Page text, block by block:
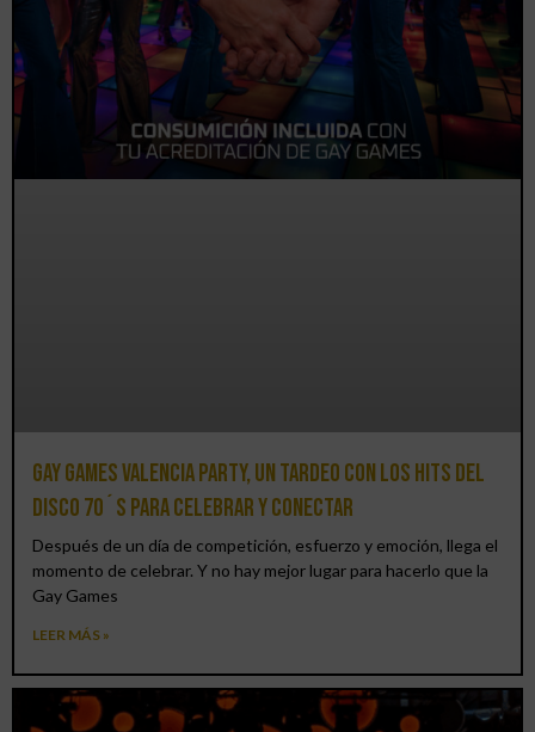
Gay Games Valencia Party, un tardeo con los hits del
DISCO 70´S para celebrar y conectar
Después de un día de competición, esfuerzo y emoción, llega el
momento de celebrar. Y no hay mejor lugar para hacerlo que la
Gay Games
LEER MÁS »